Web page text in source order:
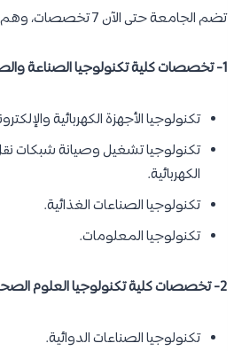
تضم الجامعة حتى الآن 7 تخصصات، وهم كما يلي:
1- تخصصات كلية تكنولوجيا الصناعة والطاقة:
تكنولوجيا الأجهزة الكهربائية
تكنولوجيا تشغيل وصيانة شبكات
الكهربائية.
تكنولوجيا الصناعات الغذائية.
تكنولوجيا المعلومات.
2- تخصصات كلية تكنولوجيا العلوم الصحية:
تكنولوجيا الصناعات الدوائية.